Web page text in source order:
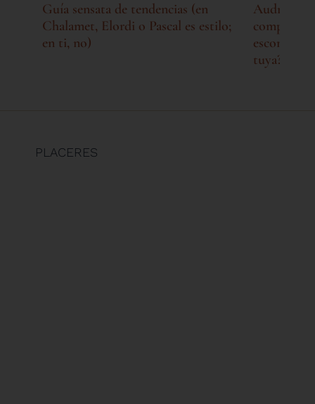
Guía sensata de tendencias (en
Chalamet, Elordi o Pascal es estilo;
en ti, no)
Audrey la
escondía
tuya?
PLACERES